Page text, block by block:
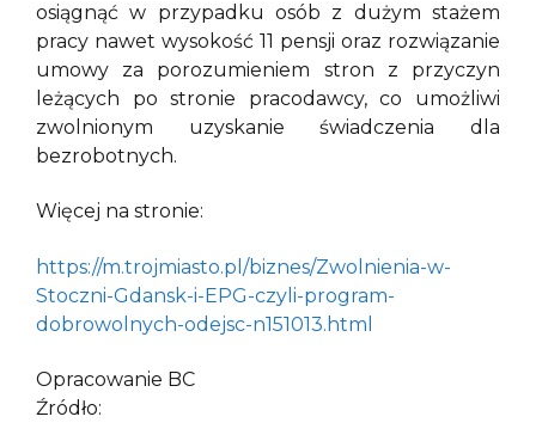
osiągnąć w przypadku osób z dużym stażem
pracy nawet wysokość 11 pensji oraz rozwiązanie
umowy za porozumieniem stron z przyczyn
leżących po stronie pracodawcy, co umożliwi
zwolnionym uzyskanie świadczenia dla
bezrobotnych.
Więcej na stronie:
https://m.trojmiasto.pl/biznes/Zwolnienia-w-
Stoczni-Gdansk-i-EPG-czyli-program-
dobrowolnych-odejsc-n151013.html
Opracowanie BC
Źródło: